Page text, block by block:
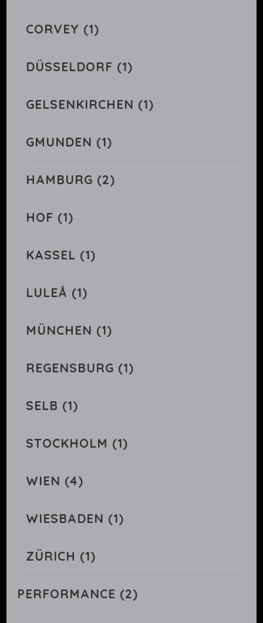
CORVEY (1)
DÜSSELDORF (1)
GELSENKIRCHEN (1)
GMUNDEN (1)
HAMBURG (2)
HOF (1)
KASSEL (1)
LULEÅ (1)
MÜNCHEN (1)
REGENSBURG (1)
SELB (1)
STOCKHOLM (1)
WIEN (4)
WIESBADEN (1)
ZÜRICH (1)
PERFORMANCE (2)